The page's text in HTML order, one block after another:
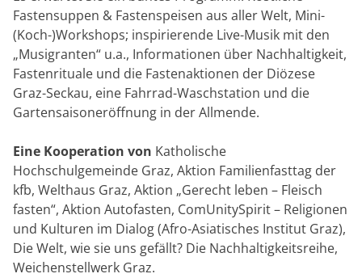
Fastensuppen & Fastenspeisen aus aller Welt, Mini-
(Koch-)Workshops; inspirierende Live-Musik mit den
„Musigranten“ u.a., Informationen über Nachhaltigkeit,
Fastenrituale und die Fastenaktionen der Diözese
Graz-Seckau, eine Fahrrad-Waschstation und die
Gartensaisoneröffnung in der Allmende.
Eine Kooperation von Katholische
Hochschulgemeinde Graz, Aktion Familienfasttag der
kfb, Welthaus Graz, Aktion „Gerecht leben – Fleisch
fasten“, Aktion Autofasten, ComUnitySpirit – Religionen
und Kulturen im Dialog (Afro-Asiatisches Institut Graz),
Die Welt, wie sie uns gefällt? Die Nachhaltigkeitsreihe,
Weichenstellwerk Graz.